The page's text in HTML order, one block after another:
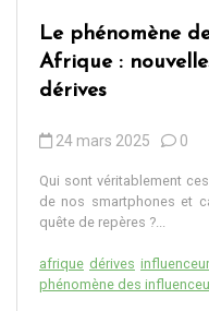
Le phénomène
Afrique :
dérives
24 mars 2025 0
Qui sont véritablement
de nos smartphones et
quête de repères ?...
afrique dérives
phénomène des